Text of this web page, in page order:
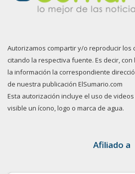
Autorizamos compartir y/o reproducir los
citando la respectiva fuente. Es decir,
la información la correspondiente
de nuestra publicación ElSumario.com
Esta autorización incluye el uso de
visible un ícono, logo o marca de agua.
Afiliado a